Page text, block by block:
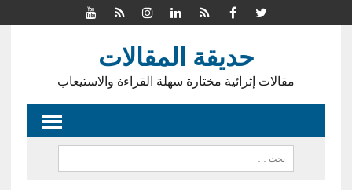
حديقة المقالات
مقالات إثرائية مختارة سهلة القراءة والاستيعاب